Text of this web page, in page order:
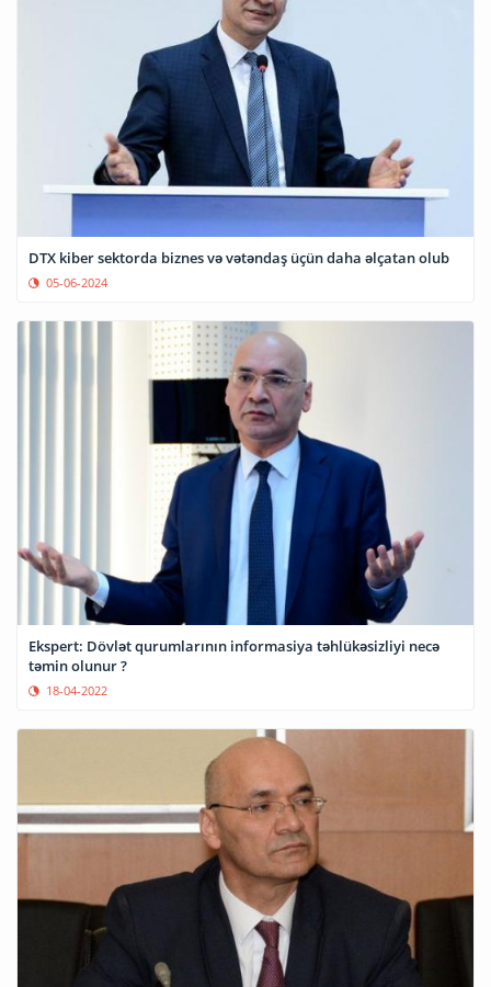
DTX kiber sektorda biznes və vətəndaş üçün daha əlçatan olub
05-06-2024
Ekspert: Dövlət qurumlarının informasiya təhlükəsizliyi necə
təmin olunur ?
18-04-2022